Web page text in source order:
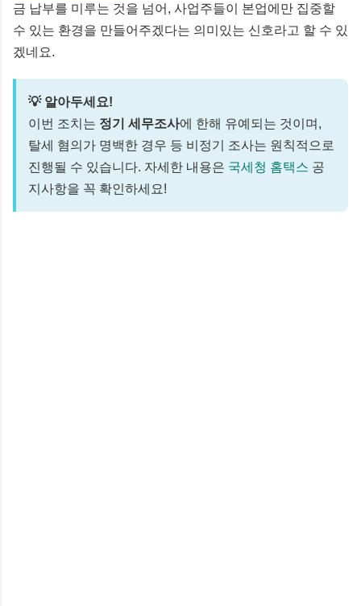
금 납부를 미루는 것을 넘어, 사업주들이 본업에만 집중할
수 있는 환경을 만들어주겠다는 의미있는 신호라고 할 수 있
겠네요.
💡 알아두세요!
이번 조치는 정기 세무조사에 한해 유예되는 것이며,
탈세 혐의가 명백한 경우 등 비정기 조사는 원칙적으로
진행될 수 있습니다. 자세한 내용은 국세청 홈택스 공
지사항을 꼭 확인하세요!